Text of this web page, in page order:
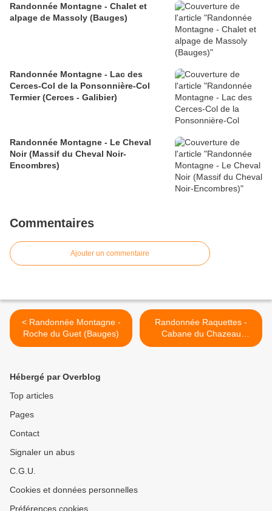
Randonnée Montagne - Chalet et
alpage de Massoly (Bauges)
Randonnée Montagne - Lac des
Cerces-Col de la Ponsonnière-Col
Termier (Cerces - Galibier)
Randonnée Montagne - Le Cheval
Noir (Massif du Cheval Noir-
Encombres)
Commentaires
Ajouter un commentaire
< Randonnée Montagne -
Roche du Guet (Bauges)
Randonnée Raquettes -
Cabane du Chazeau
(Belledonne) >
Hébergé par Overblog
Top articles
Pages
Contact
Signaler un abus
C.G.U.
Cookies et données personnelles
Préférences cookies